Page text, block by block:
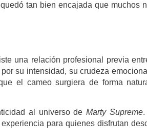
tan bien encajada que muchos
una relación profesional previa
su intensidad, su crudeza
el cameo surgiera de forma
al universo de Marty Supreme.
para quienes disfrutan